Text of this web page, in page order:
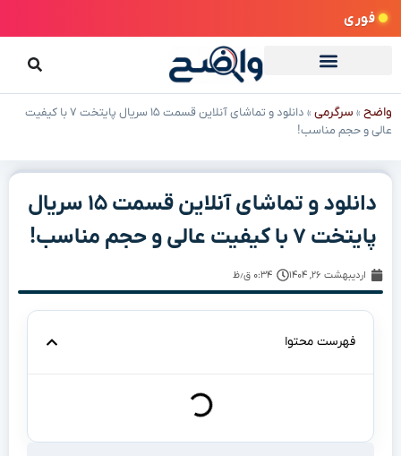
فوری
واضح » سرگرمی »
دانلود و تماشای آنلاین قسمت ۱۵ سریال پایتخت ۷ با کیفیت
عالی و حجم مناسب!
دانلود و تماشای آنلاین قسمت ۱۵ سریال
پایتخت ۷ با کیفیت عالی و حجم مناسب!
اردیبهشت ۲۶, ۱۴۰۴ ۰:۳۴ ق٫ظ
فهرست محتوا